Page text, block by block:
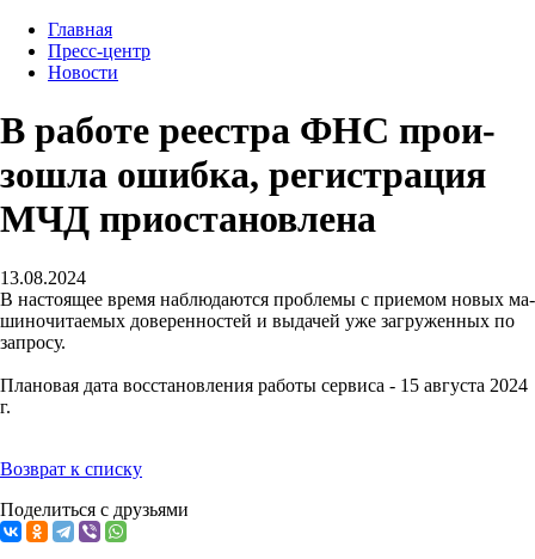
Главная
Пресс-центр
Новости
В ра­боте реес­тра ФНС прои­
зош­ла ошибка, регистрация
МЧД приостановлена
13.08.2024
В настоящее время наблюдаются проблемы с приемом но­вых ма­
шино­читае­мых до­верен­нос­тей и вы­дачей уже заг­ру­жен­ных по
зап­ро­су.
Плановая дата восстановления работы сервиса - 15 августа 2024
г.
Возврат к списку
Поделиться с друзьями